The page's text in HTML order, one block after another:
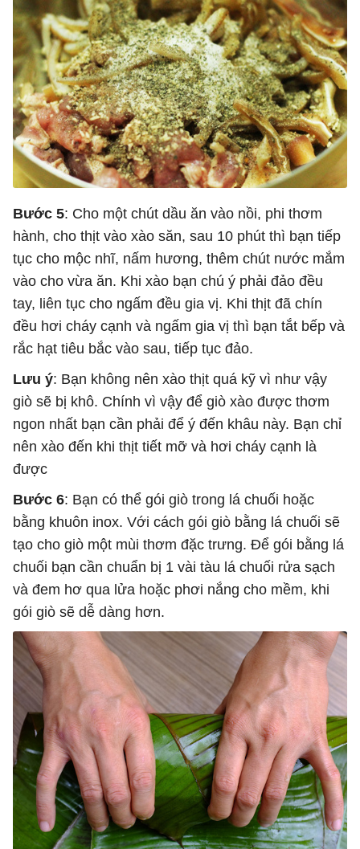
Bước 5: Cho một chút dầu ăn vào nồi, phi thơm
hành, cho thịt vào xào săn, sau 10 phút thì bạn tiếp
tục cho mộc nhĩ, nấm hương, thêm chút nước mắm
vào cho vừa ăn. Khi xào bạn chú ý phải đảo đều
tay, liên tục cho ngấm đều gia vị. Khi thịt đã chín
đều hơi cháy cạnh và ngấm gia vị thì bạn tắt bếp và
rắc hạt tiêu bắc vào sau, tiếp tục đảo.
Lưu ý: Bạn không nên xào thịt quá kỹ vì như vậy
giò sẽ bị khô. Chính vì vậy để giò xào được thơm
ngon nhất bạn cần phải để ý đến khâu này. Bạn chỉ
nên xào đến khi thịt tiết mỡ và hơi cháy cạnh là
được
Bước 6: Bạn có thể gói giò trong lá chuối hoặc
bằng khuôn inox. Với cách gói giò bằng lá chuối sẽ
tạo cho giò một mùi thơm đặc trưng. Để gói bằng lá
chuối bạn cần chuẩn bị 1 vài tàu lá chuối rửa sạch
và đem hơ qua lửa hoặc phơi nắng cho mềm, khi
gói giò sẽ dễ dàng hơn.